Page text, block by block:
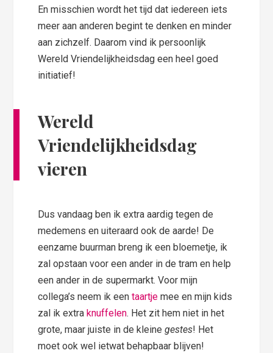
En misschien wordt het tijd dat iedereen iets
meer aan anderen begint te denken en minder
aan zichzelf. Daarom vind ik persoonlijk
Wereld Vriendelijkheidsdag een heel goed
initiatief!
Wereld
Vriendelijkheidsdag
vieren
Dus vandaag ben ik extra aardig tegen de
medemens en uiteraard ook de aarde! De
eenzame buurman breng ik een bloemetje, ik
zal opstaan voor een ander in de tram en help
een ander in de supermarkt. Voor mijn
collega’s neem ik eentaartjemee en mijn kids
zal ik extra knuffelen. Het zit hem niet in het
grote, maar juiste in de kleinegestes! Het
moet ook wel ietwat behapbaar blijven!